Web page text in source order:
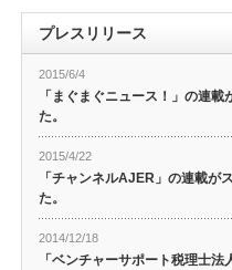
プレスリリース
2015/6/4
「まぐまぐニュース！」の連載
た。
2015/4/22
「チャンネルAJER」の連載が
た。
2014/12/18
「ベンチャーサポート税理士法